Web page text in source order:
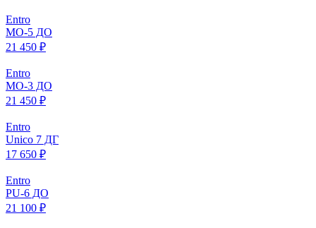
Entro
МO-5 ДО
21 450 ₽
Entro
МO-3 ДО
21 450 ₽
Entro
Unico 7 ДГ
17 650 ₽
Entro
PU-6 ДО
21 100 ₽